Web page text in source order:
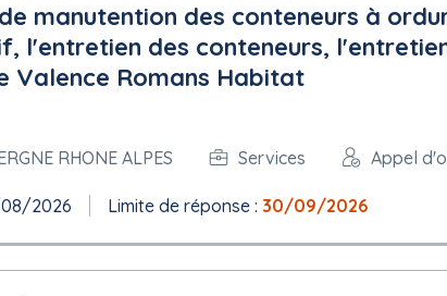
manutention des conteneurs à
l'entretien des conteneurs,
Valence Romans Habitat
RHONE ALPES Services Appel
08/2026 Limite de réponse : 30/09/2026